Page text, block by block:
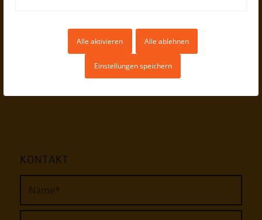
Alle aktivieren Alle ablehnen
Einstellungen speichern
KONTAKT